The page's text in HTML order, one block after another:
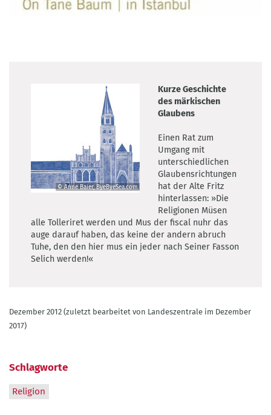
Baier,
ByeByeSea.com
© Anne Baier, ByeByeSea.com
Kurze Geschichte
des märkischen
Glaubens
Einen Rat zum
Umgang mit
unterschiedlichen
Glaubensrichtungen
hat der Alte Fritz
hinterlassen: »Die
Religionen Müsen
alle Tolleriret werden und Mus der fiscal nuhr das
auge darauf haben, das keine der andern abruch
Tuhe, den den hier mus ein jeder nach Seiner Fasson
Selich werden!«
Dezember 2012 (zuletzt bearbeitet von Landeszentrale im Dezember
2017)
Schlagworte
Religion